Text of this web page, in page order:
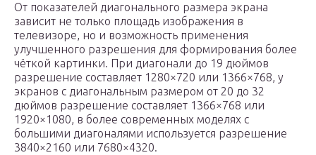
От показателей диагонального размера экрана
зависит не только площадь изображения в
телевизоре, но и возможность применения
улучшенного разрешения для формирования более
чёткой картинки. При диагонали до 19 дюймов
разрешение составляет 1280×720 или 1366×768, у
экранов с диагональным размером от 20 до 32
дюймов разрешение составляет 1366×768 или
1920×1080, в более современных моделях с
большими диагоналями используется разрешение
3840×2160 или 7680×4320.